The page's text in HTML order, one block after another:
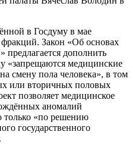
в Госдуму в мае
Закон «Об основах
предлагается дополнить
«запрещаются медицинские
смену пола человека», в том
или вторичных половых
позволяет медицинское
аномалий
только «по решению
государственного